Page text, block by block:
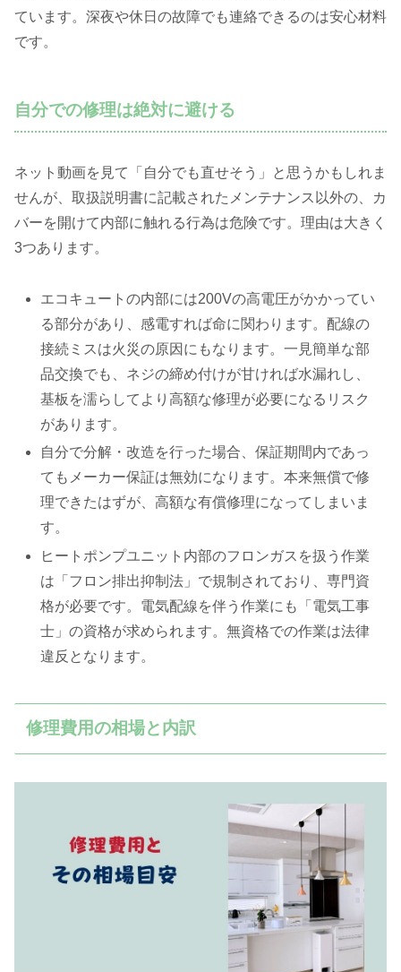
ています。深夜や休日の故障でも連絡できるのは安心材料
です。
自分での修理は絶対に避ける
ネット動画を見て「自分でも直せそう」と思うかもしれま
せんが、取扱説明書に記載されたメンテナンス以外の、カ
バーを開けて内部に触れる行為は危険です。理由は大きく
3つあります。
エコキュートの内部には200Vの高電圧がかかってい
る部分があり、感電すれば命に関わります。配線の
接続ミスは火災の原因にもなります。一見簡単な部
品交換でも、ネジの締め付けが甘ければ水漏れし、
基板を濡らしてより高額な修理が必要になるリスク
があります。
自分で分解・改造を行った場合、保証期間内であっ
てもメーカー保証は無効になります。本来無償で修
理できたはずが、高額な有償修理になってしまいま
す。
ヒートポンプユニット内部のフロンガスを扱う作業
は「フロン排出抑制法」で規制されており、専門資
格が必要です。電気配線を伴う作業にも「電気工事
士」の資格が求められます。無資格での作業は法律
違反となります。
修理費用の相場と内訳